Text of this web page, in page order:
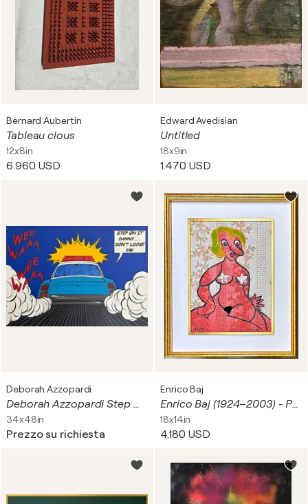
Bernard Aubertin
Tableau clous
12x8in
6.960 USD
Edward Avedisian
Untitled
18x9in
1.470 USD
Deborah Azzopardi
Deborah Azzopardi Step On It Danny, Don't Lose Em!
34x48in
Prezzo su richiesta
Enrico Baj
Enrico Baj (1924–2003) - Petit nu - Etching mixed media with collage - 1970
18x14in
4.180 USD